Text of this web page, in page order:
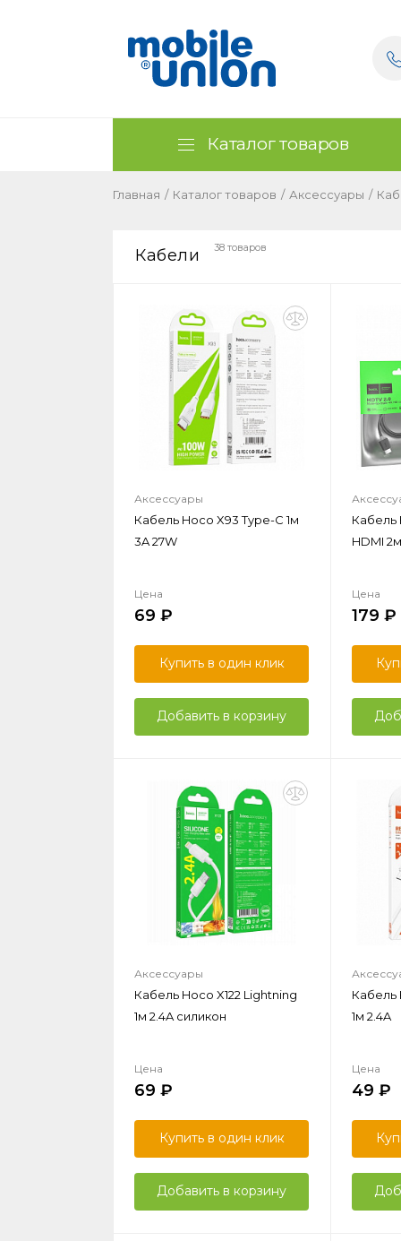
Каталог товаров
Главная / Каталог товаров / Аксессуары /
Кабели 38 товаров
Аксессуары
Кабель Hoco X93 Type-C 1м
3A 27W
Цена
69
Купить в один клик
Добавить в корзину
Кабель
HDMI 2м
Цена
179
Аксессуары
Кабель Hoco X122 Lightning
1м 2.4A силикон
Цена
69
Купить в один клик
Добавить в корзину
Кабель
1м 2.4A
Цена
49